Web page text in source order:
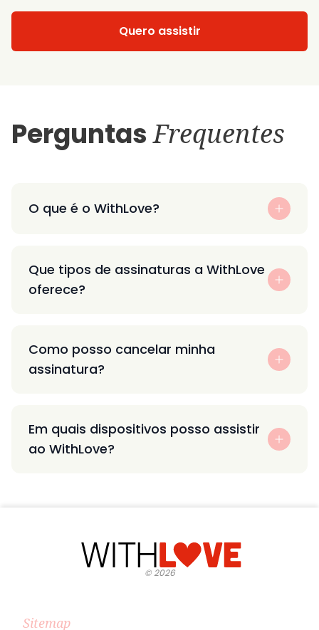
Quero assistir
PerguntasFrequentes
O que é o WithLove?
Que tipos de assinaturas a WithLove
oferece?
Como posso cancelar minha
assinatura?
Em quais dispositivos posso assistir
ao WithLove?
©2026
Sitemap